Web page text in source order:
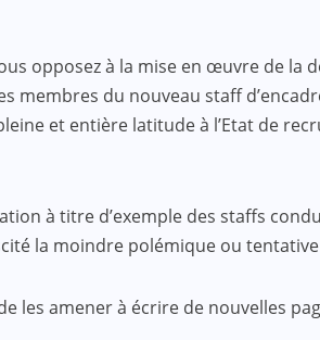
opposez à la mise en œuvre de la
membres du nouveau staff
et entière latitude à l’Etat de
à titre d’exemple des staffs
la moindre polémique ou
amener à écrire de nouvelles